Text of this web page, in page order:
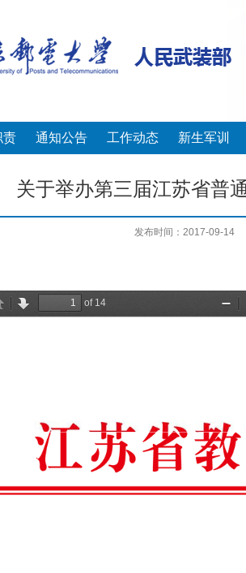
责 通知公告 工作动态 新生军训
关于举办第三届江苏省普
发布时间：2017-09-14